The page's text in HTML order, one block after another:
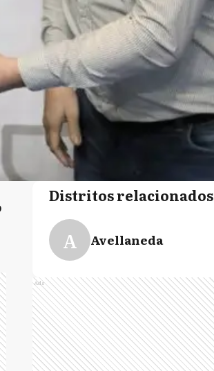
Distritos relacionados
A Avellaneda
Ads